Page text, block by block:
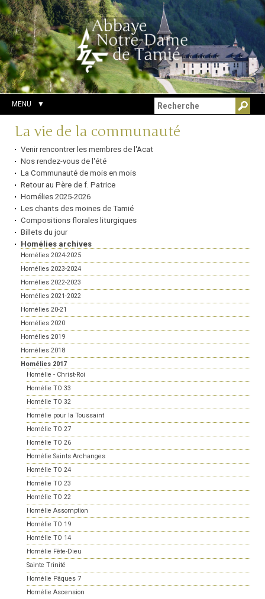
Aller
au
contenu.
|
Aller
à
la
navigation
Outils
personnels
Chercher par
Recherche
avancée…
MENU
Navigation
La vie de la communauté
Venir rencontrer les membres de l'Acat
Nos rendez-vous de l'été
La Communauté de mois en mois
Retour au Père de f. Patrice
Homélies 2025-2026
Les chants des moines de Tamié
Compositions florales liturgiques
Billets du jour
Homélies archives
Homélies 2024-2025
Homélies 2023-2024
Homélies 2022-2023
Homélies 2021-2022
Homélies 20-21
Homélies 2020
Homélies 2019
Homélies 2018
Homélies 2017
Homélie - Christ-Roi
Homélie TO 33
Homélie TO 32
Homélie pour la Toussaint
Homélie TO 27
Homélie TO 26
Homélie Saints Archanges
Homélie TO 24
Homélie TO 23
Homélie TO 22
Homélie Assomption
Homélie TO 19
Homélie TO 14
Homélie Fête-Dieu
Sainte Trinité
Homélie Pâques 7
Homélie Ascension